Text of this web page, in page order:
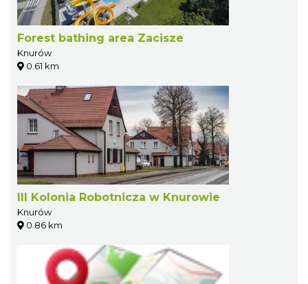
Forest bathing area Zacisze
Knurów
0.61 km
III Kolonia Robotnicza w Knurowie
Knurów
0.86 km